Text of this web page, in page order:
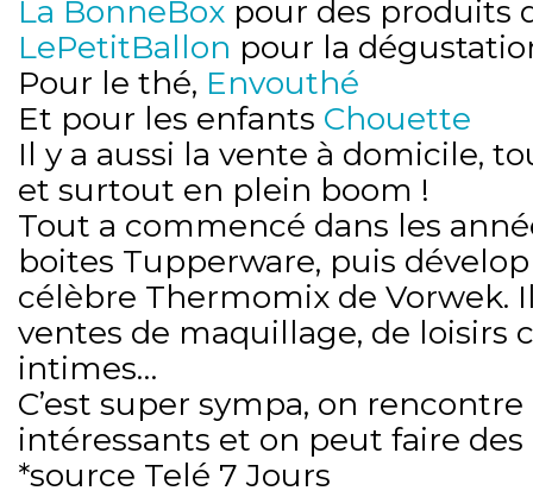
La BonneBox pour des produits
LePetitBallon pour la
Pour le thé, Envouthé
Et pour les enfants Chouette
Il y a aussi la vente à domicile,
et surtout en plein boom !
Tout a commencé dans les
boites Tupperware, puis
célèbre Thermomix de Vorwek.
ventes de maquillage, de loisirs
intimes…
C’est super sympa, on
intéressants et on peut faire des
*source Telé 7 Jours